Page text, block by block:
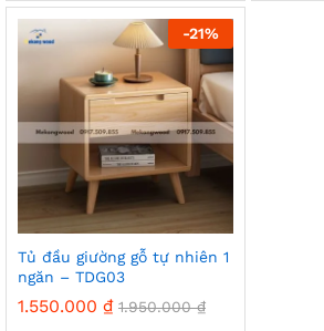
-21%
Tủ đầu giường gỗ tự nhiên 1
ngăn – TDG03
1.550.000 ₫ 1.950.000₫